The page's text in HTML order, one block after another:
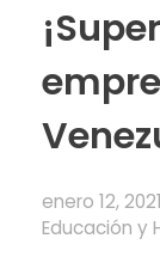
enero 12, 2021
Educación y